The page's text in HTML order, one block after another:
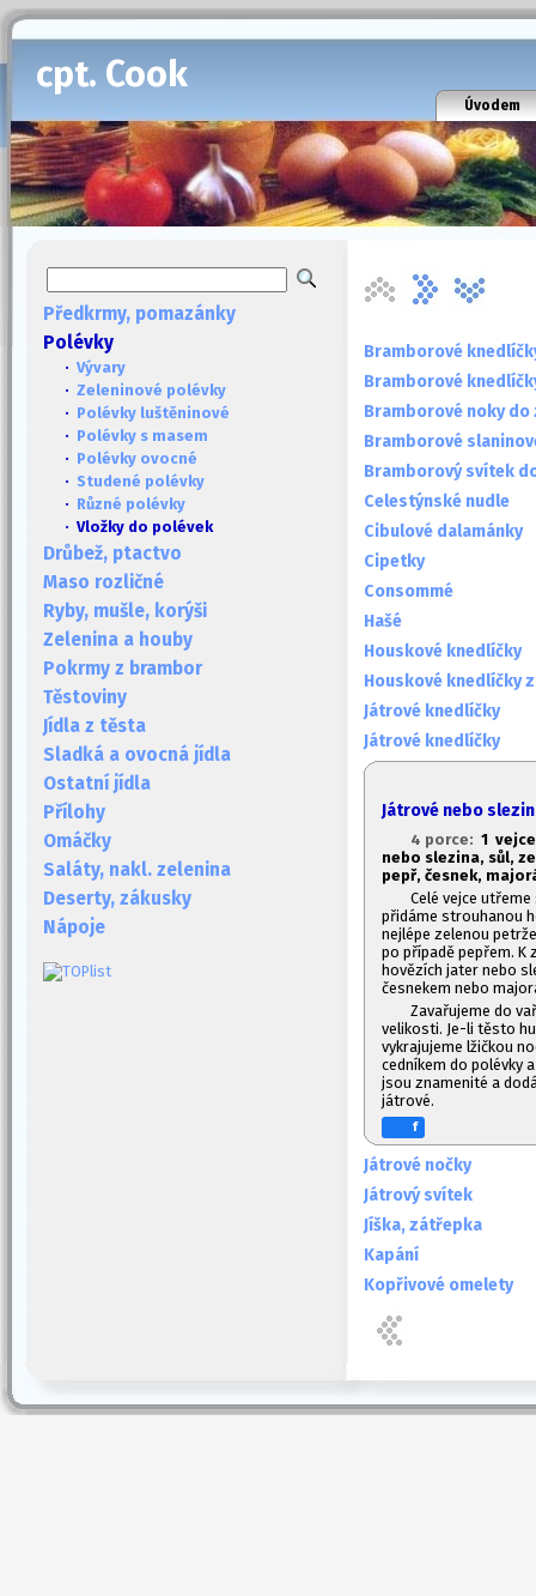
cpt. Cook
Úvodem
Předkrmy, pomazánky
Polévky
· Vývary
· Zeleninové polévky
· Polévky luštěninové
· Polévky s masem
· Polévky ovocné
· Studené polévky
· Různé polévky
· Vložky do polévek
Drůbež, ptactvo
Maso rozličné
Ryby, mušle, korýši
Zelenina a houby
Pokrmy z brambor
Těstoviny
Jídla z těsta
Sladká a ovocná jídla
Ostatní jídla
Přílohy
Omáčky
Saláty, nakl. zelenina
Deserty, zákusky
Nápoje
Bramborové
Bramborové
Bramborové noky do
Bramborové
Bramborový svítek
Celestýnské nudle
Cibulové dalamánky
Cipetky
Consommé
Hašé
Houskové knedlíčky
Houskové knedlíčky
Játrové knedlíčky
Játrové knedlíčky
Játrové nebo
4 porce: 1
nebo slezina, sůl,
pepř, česnek,
Celé vejce
přidáme strouhanou
nejlépe zelenou
po případě pepřem. K
hovězích jater nebo
česnekem nebo
Zavařujeme do
velikosti. Je-li těsto
vykrajujeme lžičkou
cedníkem do polévky
jsou znamenité a
játrové.
f
Játrové nočky
Játrový svítek
Jíška, zátřepka
Kapání
Kopřivové omelety